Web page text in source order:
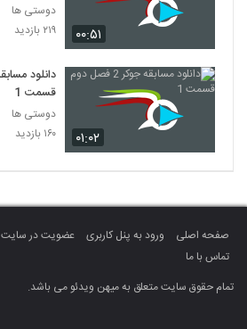
۰۰:۵۱
دوستی ها
۲۱۹ بازدید
۰۱:۰۲
قسمت 1
دوستی ها
۱۶۰ بازدید
صفحه اصلی ورود به پنل کاربری عضویت در سایت
تماس با ما
تمام حقوق سایت متعلق به میهن ویدئو می باشد.